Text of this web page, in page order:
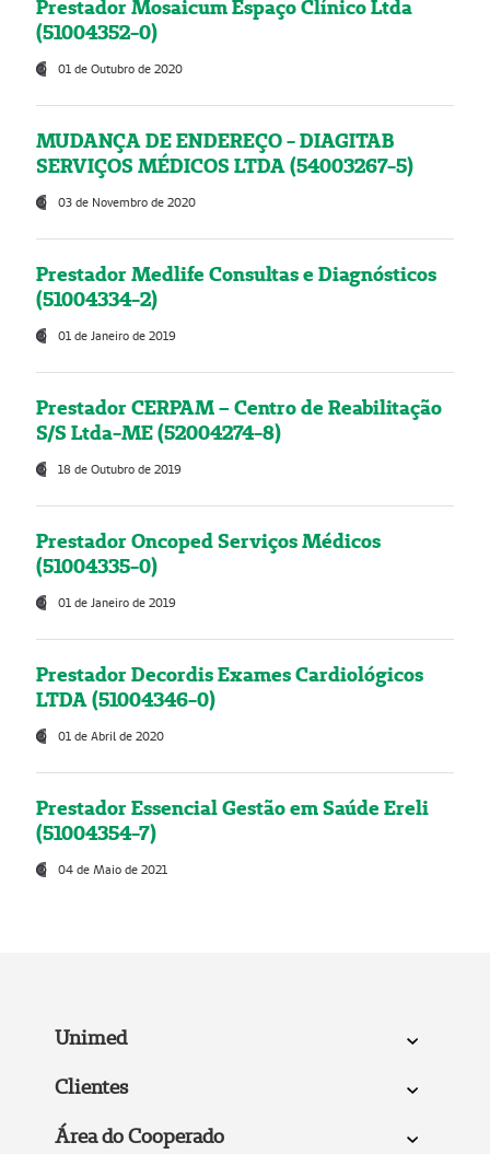
Prestador Mosaicum Espaço Clínico Ltda
(51004352-0)
01 de Outubro de 2020
MUDANÇA DE ENDEREÇO - DIAGITAB
SERVIÇOS MÉDICOS LTDA (54003267-5)
03 de Novembro de 2020
Prestador Medlife Consultas e Diagnósticos
(51004334-2)
01 de Janeiro de 2019
Prestador CERPAM – Centro de Reabilitação
S/S Ltda-ME (52004274-8)
18 de Outubro de 2019
Prestador Oncoped Serviços Médicos
(51004335-0)
01 de Janeiro de 2019
Prestador Decordis Exames Cardiológicos
LTDA (51004346-0)
01 de Abril de 2020
Prestador Essencial Gestão em Saúde Ereli
(51004354-7)
04 de Maio de 2021
Unimed
Clientes
Área do Cooperado